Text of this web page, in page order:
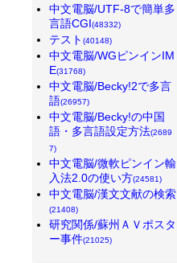
中文電脳/UTF-8で簡単多
言語CGI(48332)
テスト(40148)
中文電脳/WGピンインIM
E(31768)
中文電脳/Becky!2で多言
語(26957)
中文電脳/Becky!の中国
語・多言語設定方法(2689
7)
中文電脳/微軟ピンイン輸
入法2.0の使い方(24581)
中文電脳/漢文文献の検索
(21408)
研究関係/蘇州ＡＶポスタ
ー事件(21025)